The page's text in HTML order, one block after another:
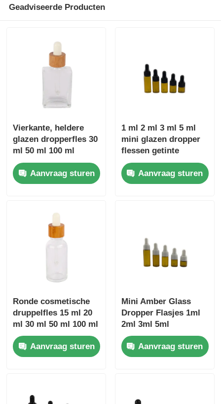
Geadviseerde Producten
Vierkante, heldere
glazen dropperfles 30
ml 50 ml 100 ml
essentiële oliefles
milieuvriendelijk
Aanvraag sturen
1 ml 2 ml 3 ml 5 ml
mini glazen dropper
flessen getinte
cosmetische
monsterfles
Aanvraag sturen
Ronde cosmetische
druppelfles 15 ml 20
ml 30 ml 50 ml 100 ml
bamboeglasdruppelfles
Aanvraag sturen
Mini Amber Glass
Dropper Flasjes 1ml
2ml 3ml 5ml
Essentiële Olie
ProefflasAanvraag sturen